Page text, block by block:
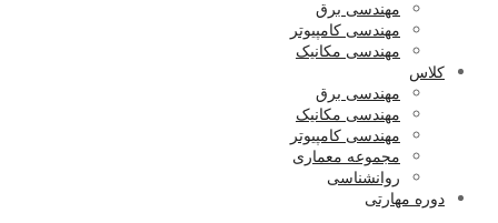
مهندسی برق
مهندسی کامپیوتر
مهندسی مکانیک
کلاس
مهندسی برق
مهندسی مکانیک
مهندسی کامپیوتر
مجموعه معماری
روانشناسی
دوره مهارتی